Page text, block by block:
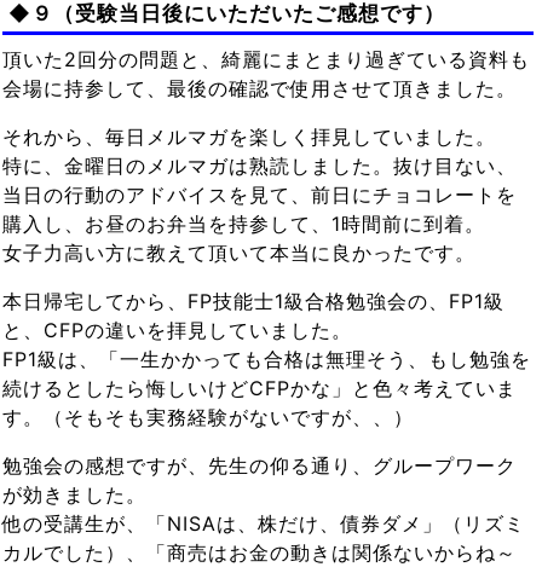
◆９（受験当日後にいただいたご感想です）
頂いた2回分の問題と、綺麗にまとまり過ぎている資料も
会場に持参して、最後の確認で使用させて頂きました。
それから、毎日メルマガを楽しく拝見していました。
特に、金曜日のメルマガは熟読しました。抜け目ない、
当日の行動のアドバイスを見て、前日にチョコレートを
購入し、お昼のお弁当を持参して、1時間前に到着。
女子力高い方に教えて頂いて本当に良かったです。
本日帰宅してから、FP技能士1級合格勉強会の、FP1級
と、CFPの違いを拝見していました。
FP1級は、「一生かかっても合格は無理そう、もし勉強を
続けるとしたら悔しいけどCFPかな」と色々考えていま
す。（そもそも実務経験がないですが、、）
勉強会の感想ですが、先生の仰る通り、グループワーク
が効きました。
他の受講生が、「NISAは、株だけ、債券ダメ」（リズミ
カルでした）、「商売はお金の動きは関係ないからね～